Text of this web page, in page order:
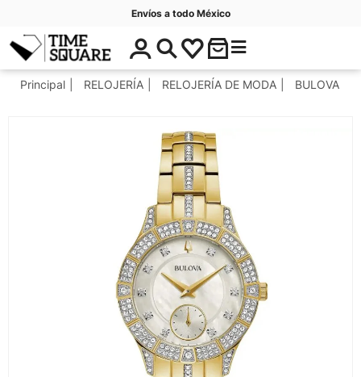
Envíos a todo México
Timesquare
$
0
.
C
t
Principal RELOJERÍA RELOJERÍA DE MODA BULOVA